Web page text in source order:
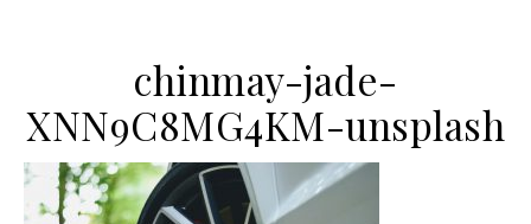
chinmay-jade-
XNN9C8MG4KM-unsplash